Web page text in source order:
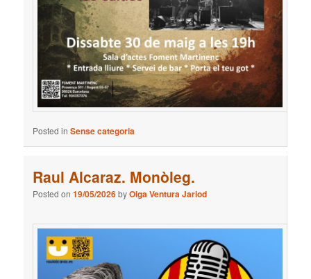
Posted in Sense categoria
Raul Alcaraz. Monòleg.
Posted on19/05/2026byOlga Ventura Jariod